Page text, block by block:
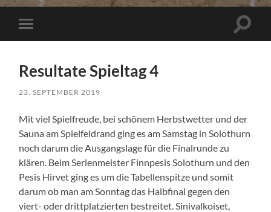
Toggle
mobile
Toggle
Resultate Spieltag 4
23. SEPTEMBER 2019
Mit viel Spielfreude, bei schönem Herbstwetter und der
Sauna am Spielfeldrand ging es am Samstag in Solothurn
noch darum die Ausgangslage für die Finalrunde zu
klären. Beim Serienmeister Finnpesis Solothurn und den
Pesis Hirvet ging es um die Tabellenspitze und somit
darum ob man am Sonntag das Halbfinal gegen den
viert- oder drittplatzierten bestreitet. Sinivalkoiset,